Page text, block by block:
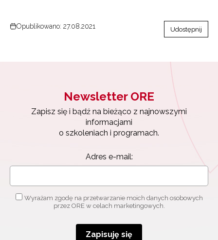
Opublikowano: 27.08.2021 Udostępnij
Newsletter ORE
Zapisz się i bądź na bieżąco z najnowszymi
informacjami
o szkoleniach i programach.
Adres e-mail:
Wyrażam zgodę na przetwarzanie moich danych osobowych
przez ORE w celach marketingowych.
Zapisuję się